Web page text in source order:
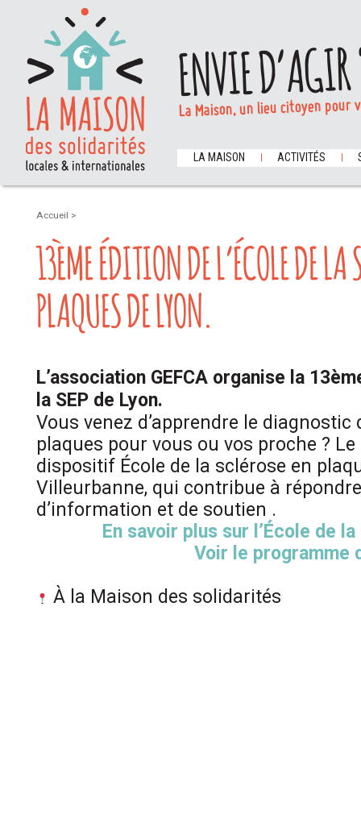
ENVIE
La Maison, un lieu citoyen
LA MAISON ACTIVITÉS
Accueil >
13ÈME ÉDITION DE L’ÉCOLE DE LA
PLAQUES DE LYON.
L’association GEFCA organise la
la SEP de Lyon.
Vous venez d’apprendre le diagnostic
plaques pour vous ou vos proche ?
dispositif École de la sclérose en
Villeurbanne, qui contribue à
d’information et de soutien .
En savoir plus sur l’École de
Voir le programme
À la Maison des solidarités